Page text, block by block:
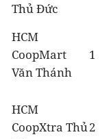
Thủ Đức
HCM
CoopMart
Văn Thánh
1
HCM
CoopXtra Thủ2